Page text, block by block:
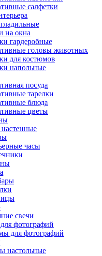
салфетки
на окна
гардеробные
головы животных
для костюмов
напольные
посуда
тарелки
блюда
цветы
часы
свечи
фотографий
для фотографий
настольные